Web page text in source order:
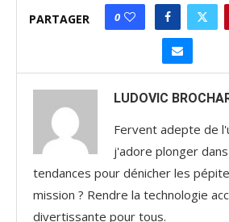
PARTAGER 0
LUDOVIC
Fervent adepte de
j'adore plonger
tendances pour dénicher les
mission ? Rendre la technologie
divertissante pour tous.